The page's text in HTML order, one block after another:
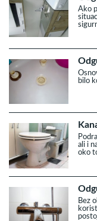
Ako
bilo
ali i
oko
Bez